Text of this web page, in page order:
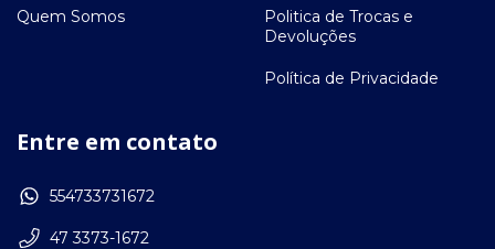
Quem Somos
Politica de Trocas e
Devoluções
Política de Privacidade
Entre em contato
554733731672
47 3373-1672